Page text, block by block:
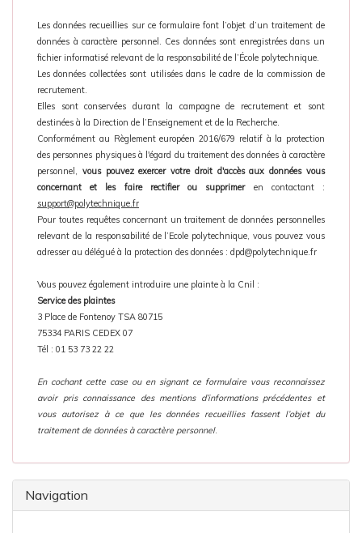
Les données recueillies sur ce formulaire font l’objet d’un traitement de
données à caractère personnel. Ces données sont enregistrées dans un
fichier informatisé relevant de la responsabilité de l’École polytechnique.
Les données collectées sont utilisées dans le cadre de la commission de
recrutement.
Elles sont conservées durant la campagne de recrutement et sont
destinées à la Direction de l’Enseignement et de la Recherche.
Conformément au Règlement européen 2016/679 relatif à la protection
des personnes physiques à l'égard du traitement des données à caractère
personnel, vous pouvez exercer votre droit d'accès aux données vous
concernant et les faire rectifier ou supprimeren contactant :
support@polytechnique.fr
Pour toutes requêtes concernant un traitement de données personnelles
relevant de la responsabilité de l’Ecole polytechnique, vous pouvez vous
adresser au délégué à la protection des données : dpd@polytechnique.fr
Vous pouvez également introduire une plainte à la Cnil :
Service des plaintes
3 Place de Fontenoy TSA 80715
75334 PARIS CEDEX 07
Tél : 01 53 73 22 22
En cochant cette case ou en signant ce formulaire vous reconnaissez
avoir pris connaissance des mentions d’informations précédentes et
vous autorisez à ce que les données recueillies fassent l’objet du
traitement de données à caractère personnel.
Navigation